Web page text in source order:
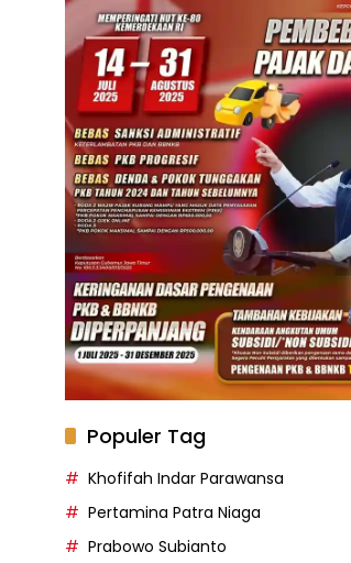
Populer Tag
Khofifah Indar Parawansa
Pertamina Patra Niaga
Prabowo Subianto